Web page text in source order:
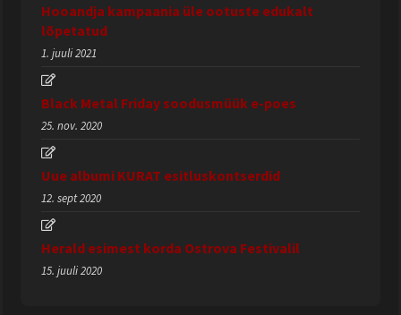
Hooandja kampaania üle ootuste edukalt
lõpetatud
1. juuli 2021
Black Metal Friday soodusmüük e-poes
25. nov. 2020
Uue albumi KURAT esitluskontserdid
12. sept 2020
Herald esimest korda Ostrova Festivalil
15. juuli 2020